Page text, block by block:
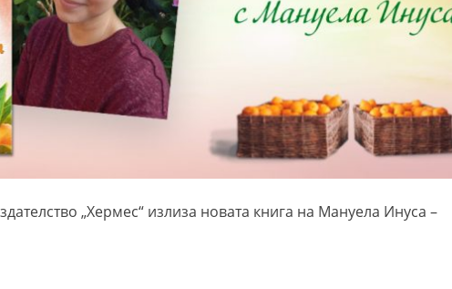
„Хермес“ излиза новата книга на Мануела Инуса –